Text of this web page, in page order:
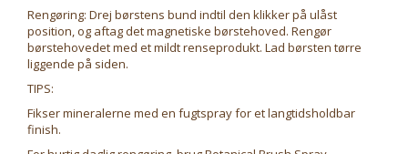
Rengøring: Drej børstens bund indtil den klikker på ulåst
position, og aftag det magnetiske børstehoved. Rengør
børstehovedet med et mildt renseprodukt. Lad børsten tørre
liggende på siden.
TIPS:
Fikser mineralerne med en fugtspray for et langtidsholdbar
finish.